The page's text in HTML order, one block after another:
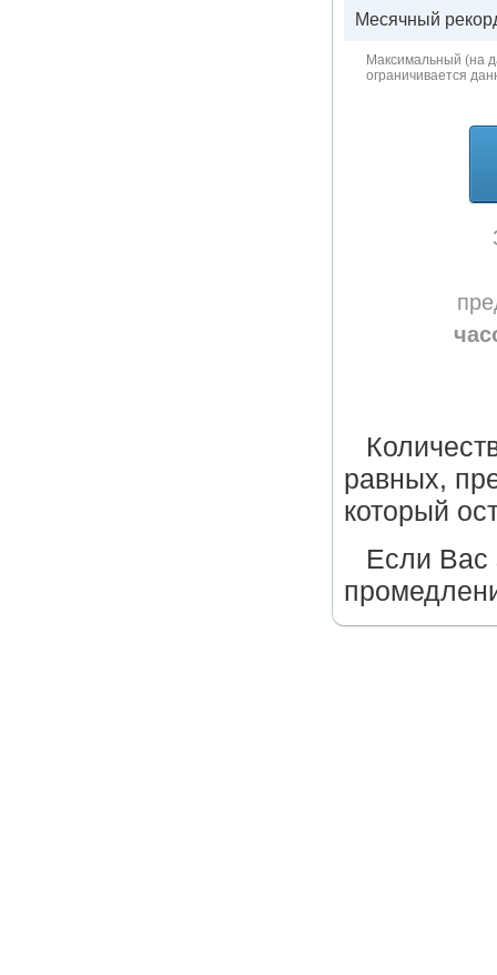
Месячный
Максимальный (на
ограничивается
равных,
который
Если Вас